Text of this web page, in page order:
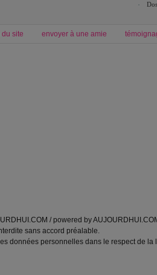
du site envoyer à une amie
/ powered by
sans accord préalable.
données personnelles dans le respect de